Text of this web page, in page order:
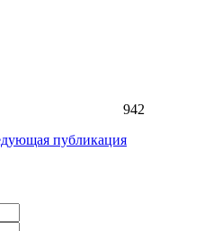
942
публикация